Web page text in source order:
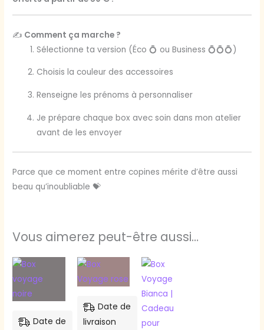
✍️ Comment ça marche ?
Sélectionne ta version (Éco 💍 ou Business 💍💍💍)
Choisis la couleur des accessoires
Renseigne les prénoms à personnaliser
Je prépare chaque box avec soin dans mon atelier
avant de les envoyer
Parce que ce moment entre copines mérite d’être aussi
beau qu’inoubliable 💝
Vous aimerez peut-être aussi…
Date de
Date de
livraison